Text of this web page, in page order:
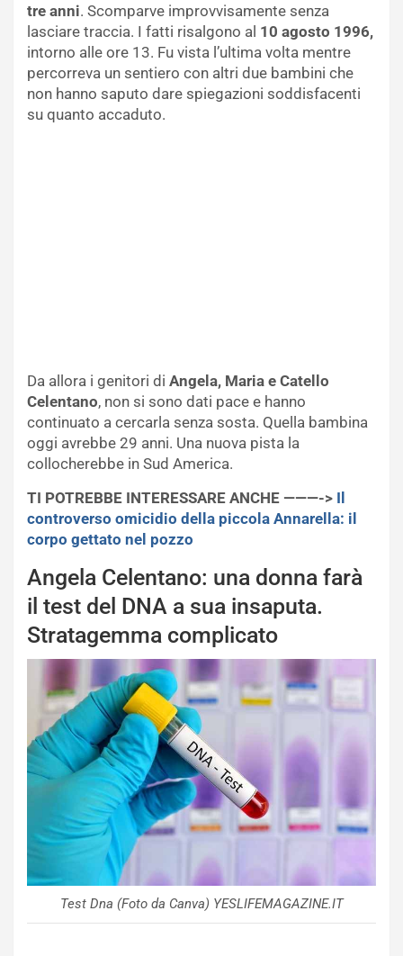
tre anni. Scomparve improvvisamente senza
lasciare traccia. I fatti risalgono al 10 agosto 1996,
intorno alle ore 13. Fu vista l’ultima volta mentre
percorreva un sentiero con altri due bambini che
non hanno saputo dare spiegazioni soddisfacenti
su quanto accaduto.
Da allora i genitori di Angela, Maria e Catello
Celentano, non si sono dati pace e hanno
continuato a cercarla senza sosta. Quella bambina
oggi avrebbe 29 anni. Una nuova pista la
collocherebbe in Sud America.
TI POTREBBE INTERESSARE ANCHE ———-> Il
controverso omicidio della piccola Annarella: il
corpo gettato nel pozzo
Angela Celentano: una donna farà
il test del DNA a sua insaputa.
Stratagemma complicato
Test Dna (Foto da Canva) YESLIFEMAGAZINE.IT